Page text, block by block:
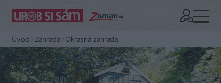
Úvod Záhrada Okrasná záhrada